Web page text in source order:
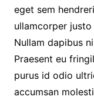
eget sem
ullamcorper
Nullam dapibus
Praesent eu
purus id odio
accumsan